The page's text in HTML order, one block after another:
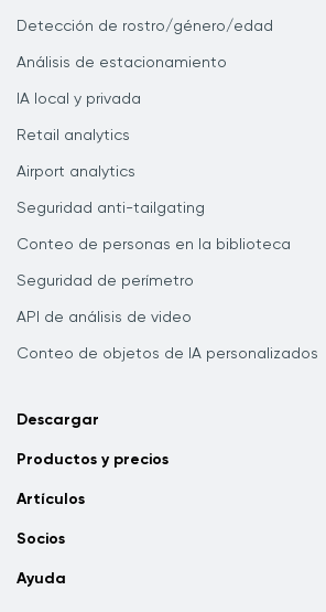
Detección de rostro/género/edad
Análisis de estacionamiento
IA local y privada
Retail analytics
Airport analytics
Seguridad anti-tailgating
Conteo de personas en la biblioteca
Seguridad de perímetro
API de análisis de video
Conteo de objetos de IA personalizados
Descargar
Productos y precios
Artículos
Socios
Ayuda